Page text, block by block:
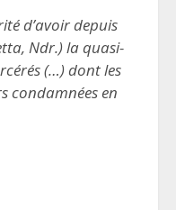
d’avoir depuis
Ndr.) la quasi-
(…) dont les
condamnées en